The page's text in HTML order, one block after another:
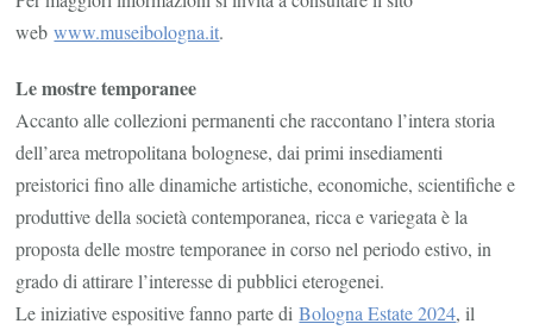
webwww.museibologna.it.
Le mostre temporanee
Accanto alle collezioni permanenti che raccontano l’intera storia
dell’area metropolitana bolognese, dai primi insediamenti
preistorici fino alle dinamiche artistiche, economiche, scientifiche e
produttive della società contemporanea, ricca e variegata è la
proposta delle mostre temporanee in corso nel periodo estivo, in
grado di attirare l’interesse di pubblici eterogenei.
Le iniziative espositive fanno parte diBologna Estate 2024, il